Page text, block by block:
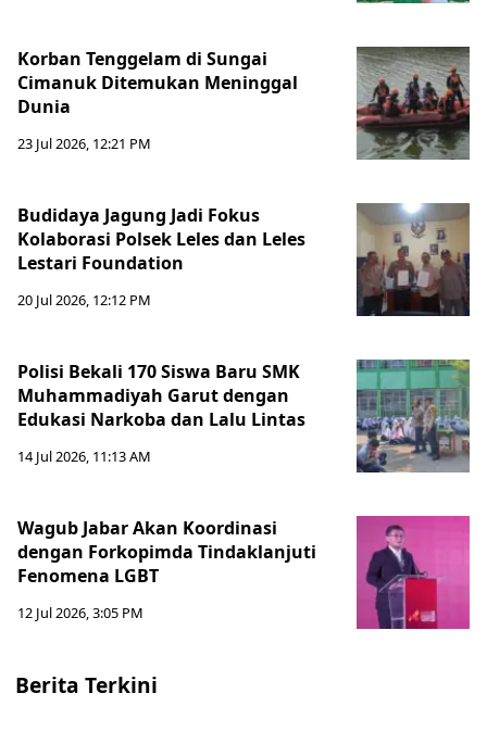
Korban Tenggelam di Sungai
Cimanuk Ditemukan Meninggal
Dunia
23 Jul 2026, 12:21 PM
Budidaya Jagung Jadi Fokus
Kolaborasi Polsek Leles dan Leles
Lestari Foundation
20 Jul 2026, 12:12 PM
Polisi Bekali 170 Siswa Baru SMK
Muhammadiyah Garut dengan
Edukasi Narkoba dan Lalu Lintas
14 Jul 2026, 11:13 AM
Wagub Jabar Akan Koordinasi
dengan Forkopimda Tindaklanjuti
Fenomena LGBT
12 Jul 2026, 3:05 PM
Berita Terkini